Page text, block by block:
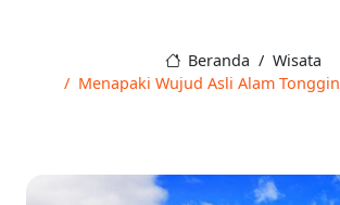
Beranda
Wisata
Menapaki Wujud Asli Alam